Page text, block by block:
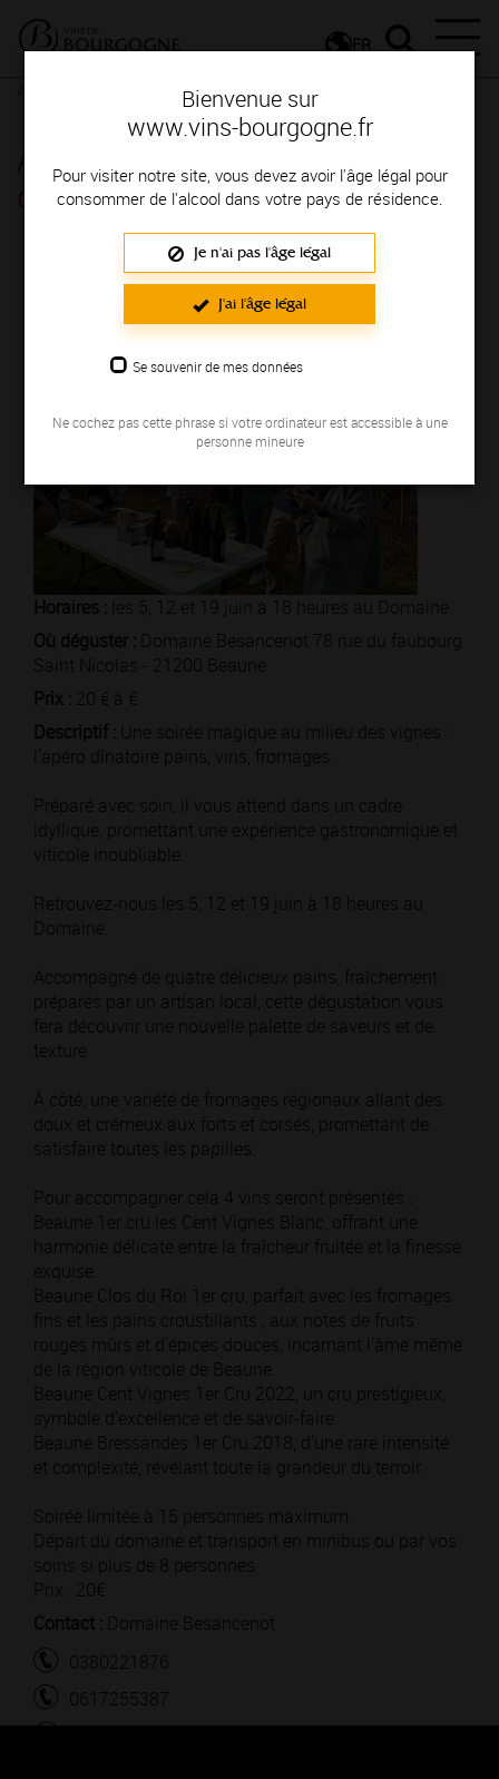
Bienvenue sur
www.vins-bourgogne.fr
Pour visiter notre site, vous devez avoir l'âge légal pour
consommer de l'alcool dans votre pays de résidence.
Je n'ai pas l'âge légal
J'ai l'âge légal
Se souvenir de mes données
Ne cochez pas cette phrase si votre ordinateur est accessible à une
personne mineure
FR
Rendez-vous
After Work autour des 1er crus
de Beaune - Beaune
Le 12 juin 2025
Horaires : les 5, 12 et 19 juin à 18 heures au Domaine
Où déguster : Domaine Besancenot 78 rue du faubourg
Saint Nicolas - 21200 Beaune
Prix : 20 € à €
Descriptif : Une soirée magique au milieu des vignes :
l'apéro dînatoire pains, vins, fromages.
Préparé avec soin, il vous attend dans un cadre
idyllique, promettant une expérience gastronomique et
viticole inoubliable.
Retrouvez-nous les 5, 12 et 19 juin à 18 heures au
Domaine.
Accompagné de quatre délicieux pains, fraîchement
préparés par un artisan local, cette dégustation vous
fera découvrir une nouvelle palette de saveurs et de
texture.
À côté, une variété de fromages régionaux allant des
doux et crémeux aux forts et corsés, promettant de
satisfaire toutes les papilles.
Pour accompagner cela 4 vins seront présentés :
Beaune 1er cru les Cent Vignes Blanc, offrant une
harmonie délicate entre la fraîcheur fruitée et la finesse
exquise.
Beaune Clos du Roi 1er cru, parfait avec les fromages
fins et les pains croustillants ; aux notes de fruits
rouges mûrs et d'épices douces, incarnant l'âme même
de la région viticole de Beaune.
Beaune Cent Vignes 1er Cru 2022, un cru prestigieux,
symbole d'excellence et de savoir-faire.
Beaune Bressandes 1er Cru 2018, d'une rare intensité
et complexité, révélant toute la grandeur du terroir.
Soirée limitée à 15 personnes maximum.
Départ du domaine et transport en minibus ou par vos
soins si plus de 8 personnes
Prix : 20€
Contact : Domaine Besancenot
0380221876
0617255387